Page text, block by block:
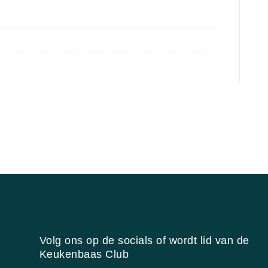
Volg ons op de socials of wordt lid van de
Keukenbaas Club